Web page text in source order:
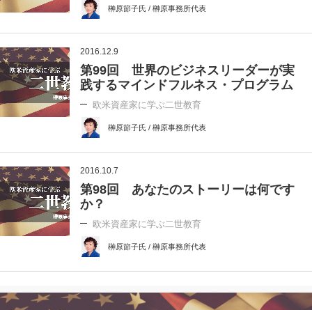
榊原節子氏 / 榊原事務所代表
2016.12.9
第99回 世界のビジネスリーダーが実
践するマインドフルネス・プログラム
欧米資産家に学ぶ二世教育
榊原節子氏 / 榊原事務所代表
2016.10.7
第98回 あなたのストーリーは何です
か？
欧米資産家に学ぶ二世教育
榊原節子氏 / 榊原事務所代表